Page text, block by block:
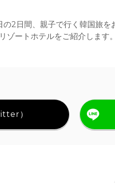
2日間、親子で行く韓国旅を
ゾートホテルをご紹介します。
）